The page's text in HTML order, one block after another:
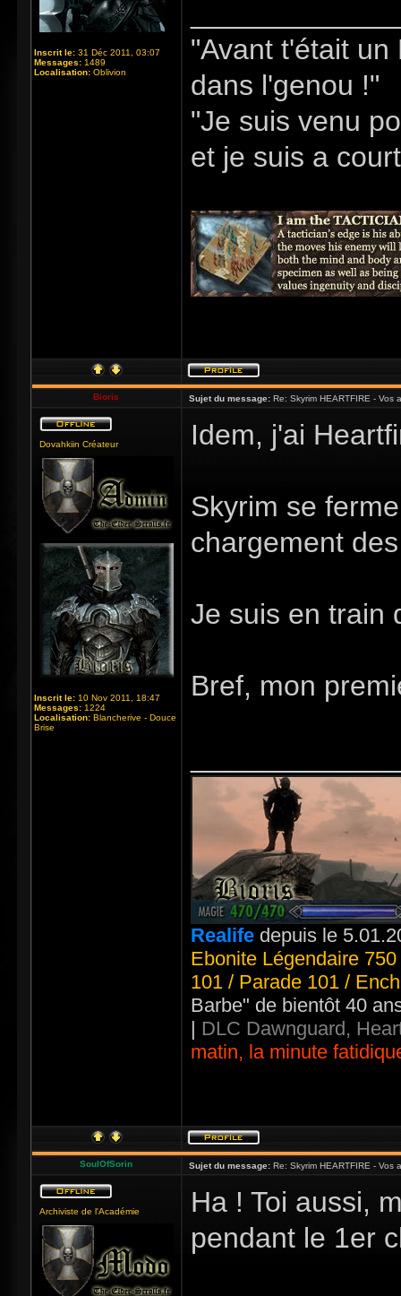
Inscrit le: 31 Déc 2011, 03:07
Messages: 1489
Localisation: Oblivion
"Avant t'était
dans l'genou !"
"Je suis venu
et je suis a
Bioris Sujet du message: Re: Skyrim HEARTFIRE - Vos
Dovahkiin Créateur
Inscrit le: 10 Nov 2011, 18:47
Messages: 1224
Localisation: Blancherive - Douce
Brise
Idem, j'ai
Skyrim se
chargement
Je suis en train
Bref, mon
Realife depuis le
Ebonite Légendaire
101 / Parade 101 /
Barbe" de bientôt 40
| DLC Dawnguard,
matin, la minute
SoulOfSorin Sujet du message: Re: Skyrim HEARTFIRE - Vos
Archiviste de l'Académie
Ha ! Toi aussi,
pendant le 1er